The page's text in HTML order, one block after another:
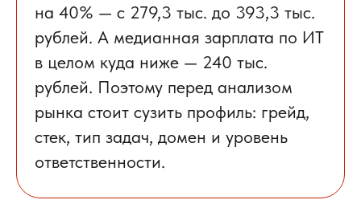
на 40% — с 279,3 тыс. до 393,3 тыс.
рублей. А медианная зарплата по ИТ
в целом куда ниже — 240 тыс.
рублей. Поэтому перед анализом
рынка стоит сузить профиль: грейд,
стек, тип задач, домен и уровень
ответственности.